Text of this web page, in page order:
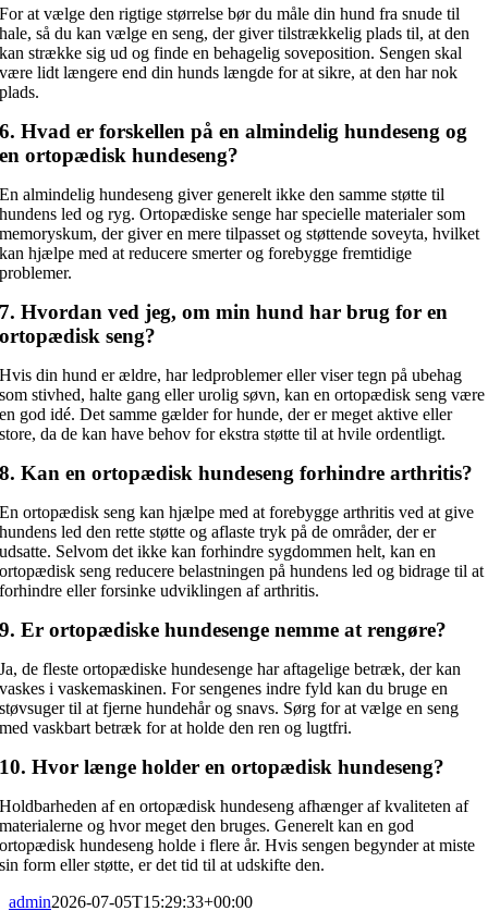
For at vælge den rigtige størrelse bør du måle din hund fra snude til
hale, så du kan vælge en seng, der giver tilstrækkelig plads til, at den
kan strække sig ud og finde en behagelig soveposition. Sengen skal
være lidt længere end din hunds længde for at sikre, at den har nok
plads.
6. Hvad er forskellen på en almindelig hundeseng og
en ortopædisk hundeseng?
En almindelig hundeseng giver generelt ikke den samme støtte til
hundens led og ryg. Ortopædiske senge har specielle materialer som
memoryskum, der giver en mere tilpasset og støttende soveyta, hvilket
kan hjælpe med at reducere smerter og forebygge fremtidige
problemer.
7. Hvordan ved jeg, om min hund har brug for en
ortopædisk seng?
Hvis din hund er ældre, har ledproblemer eller viser tegn på ubehag
som stivhed, halte gang eller urolig søvn, kan en ortopædisk seng være
en god idé. Det samme gælder for hunde, der er meget aktive eller
store, da de kan have behov for ekstra støtte til at hvile ordentligt.
8. Kan en ortopædisk hundeseng forhindre arthritis?
En ortopædisk seng kan hjælpe med at forebygge arthritis ved at give
hundens led den rette støtte og aflaste tryk på de områder, der er
udsatte. Selvom det ikke kan forhindre sygdommen helt, kan en
ortopædisk seng reducere belastningen på hundens led og bidrage til at
forhindre eller forsinke udviklingen af arthritis.
9. Er ortopædiske hundesenge nemme at rengøre?
Ja, de fleste ortopædiske hundesenge har aftagelige betræk, der kan
vaskes i vaskemaskinen. For sengenes indre fyld kan du bruge en
støvsuger til at fjerne hundehår og snavs. Sørg for at vælge en seng
med vaskbart betræk for at holde den ren og lugtfri.
10. Hvor længe holder en ortopædisk hundeseng?
Holdbarheden af en ortopædisk hundeseng afhænger af kvaliteten af
materialerne og hvor meget den bruges. Generelt kan en god
ortopædisk hundeseng holde i flere år. Hvis sengen begynder at miste
sin form eller støtte, er det tid til at udskifte den.
admin2026-07-05T15:29:33+00:00